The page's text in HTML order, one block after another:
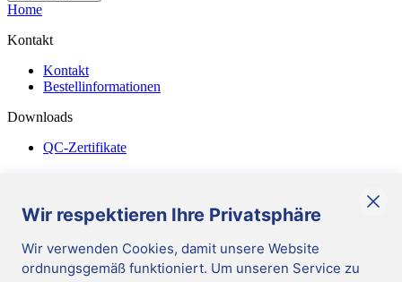
Wir respektieren Ihre Privatsphäre
Wir verwenden Cookies, damit unsere Website
ordnungsgemäß funktioniert. Um unseren Service zu
Home
Kontakt
Kontakt
Bestellinformationen
Downloads
QC-Zertifikate
Allgemeine Geschäftsbedingungen
Corporate Responsibility